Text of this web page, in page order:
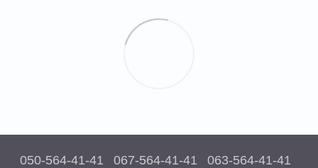
050-564-41-41 067-564-41-41
063-564-41-41